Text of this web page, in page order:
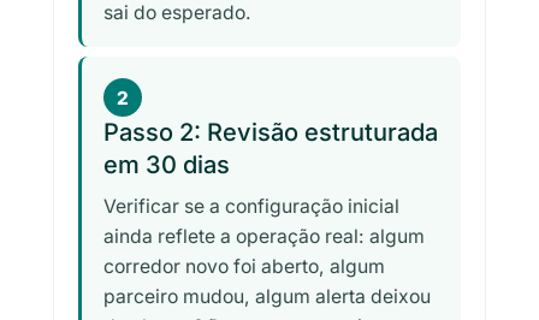
sai do esperado.
2
Passo 2: Revisão estruturada
em 30 dias
Verificar se a configuração inicial
ainda reflete a operação real: algum
corredor novo foi aberto, algum
parceiro mudou, algum alerta deixou